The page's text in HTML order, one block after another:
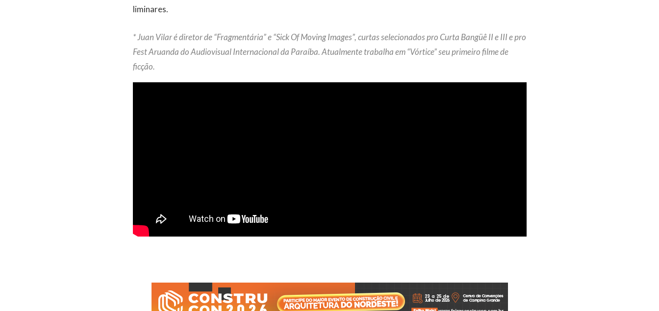
liminares.
* Juan Vilar é diretor de “Fragmentária” e “Sick Of Moving Images”, curtas selecionados pro Curta Bangüê II e III e pro
Fest Aruanda do Audiovisual Internacional da Paraíba. Atualmente trabalha em “Vórtice” seu primeiro filme de
ficção.